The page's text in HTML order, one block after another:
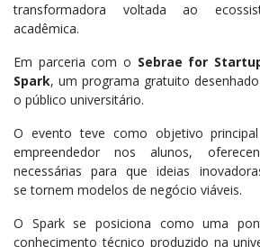
transformadora voltada ao
acadêmica.
Em parceria com o Sebrae for
Spark, um programa gratuito
o público universitário.
O evento teve como objetivo
empreendedor nos alunos,
necessárias para que ideias
se tornem modelos de negócio viáveis.
O Spark se posiciona como uma
conhecimento técnico produzido na